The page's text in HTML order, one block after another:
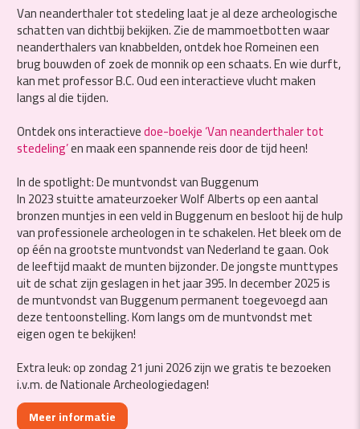
Van neanderthaler tot stedeling laat je al deze archeologische
schatten van dichtbij bekijken. Zie de mammoetbotten waar
neanderthalers van knabbelden, ontdek hoe Romeinen een
brug bouwden of zoek de monnik op een schaats. En wie durft,
kan met professor B.C. Oud een interactieve vlucht maken
langs al die tijden.
Ontdek ons interactievedoe-boekje ‘Van neanderthaler tot
stedeling’en maak een spannende reis door de tijd heen!
In de spotlight: De muntvondst van Buggenum
In 2023 stuitte amateurzoeker Wolf Alberts op een aantal
bronzen muntjes in een veld in Buggenum en besloot hij de hulp
van professionele archeologen in te schakelen. Het bleek om de
op één na grootste muntvondst van Nederland te gaan. Ook
de leeftijd maakt de munten bijzonder. De jongste munttypes
uit de schat zijn geslagen in het jaar 395. In december 2025 is
de muntvondst van Buggenum permanent toegevoegd aan
deze tentoonstelling. Kom langs om de muntvondst met
eigen ogen te bekijken!
Extra leuk: op zondag 21 juni 2026 zijn we gratis te bezoeken
i.v.m. de Nationale Archeologiedagen!
Meer informatie